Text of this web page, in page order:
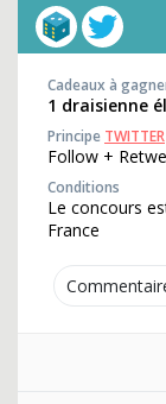
Cadeaux à
1 draisienne
Principe TWITTER
Follow +
Conditions
Le concours
France